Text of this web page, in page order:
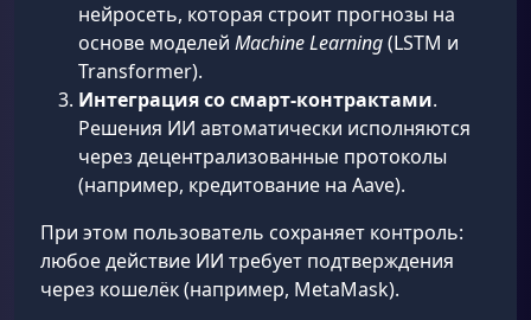
нейросеть, которая строит прогнозы на
основе моделей Machine Learning(LSTM и
Transformer).
Интеграция со смарт-контрактами.
Решения ИИ автоматически исполняются
через децентрализованные протоколы
(например, кредитование на Aave).
При этом пользователь сохраняет контроль:
любое действие ИИ требует подтверждения
через кошелёк (например, MetaMask).